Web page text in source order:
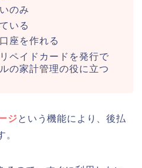
のみ
いる
座を作れる
ペイドカードを発行で
の家計管理の役に立つ
ジという機能により、後払
。